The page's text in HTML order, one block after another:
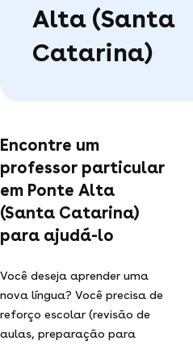
Alta (Santa
Catarina)
Encontre um
professor particular
em Ponte Alta
(Santa Catarina)
para ajudá-lo
Você deseja aprender uma
nova língua? Você precisa de
reforço escolar (revisão de
aulas, preparação para